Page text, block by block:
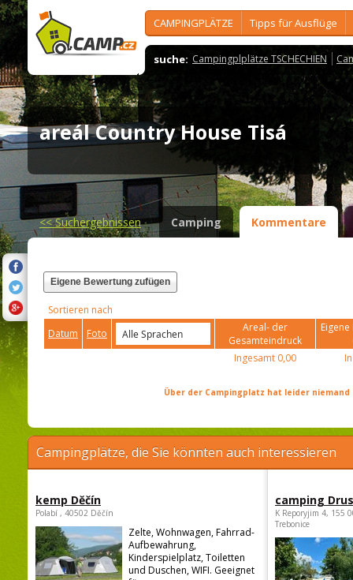
CAMPINGPLÄTZE Tipps für Ausflüge
suche: Campingplplätze TSCHECHIEN
areál Country House Tisá
<<Suchergebnissen Camping Kommentare
Eigene Bewertung zufügen
Sortieren nach
Datum
Foto
Areal- der
Gesamteindruck
Ingesamt 0,00
Über der Campingplatz hat leider
Campingplätze, die Sie könnten auch interessieren
kemp Děčín
Polabí , 40502 Děčín
Zelte, Wohnwagen, Fahrrad-
Aufbewahrung,
Kinderspielplatz, Toiletten
und Duschen, WIFI. Geeignet
camping
K Reporyjim 4, 155
Trebonice